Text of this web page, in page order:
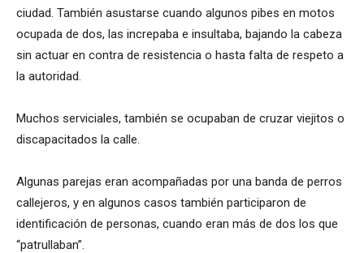
ciudad. También asustarse cuando algunos pibes en motos
ocupada de dos, las increpaba e insultaba, bajando la cabeza
sin actuar en contra de resistencia o hasta falta de respeto a
la autoridad.
Muchos serviciales, también se ocupaban de cruzar viejitos o
discapacitados la calle.
Algunas parejas eran acompañadas por una banda de perros
callejeros, y en algunos casos también participaron de
identificación de personas, cuando eran más de dos los que
“patrullaban”.